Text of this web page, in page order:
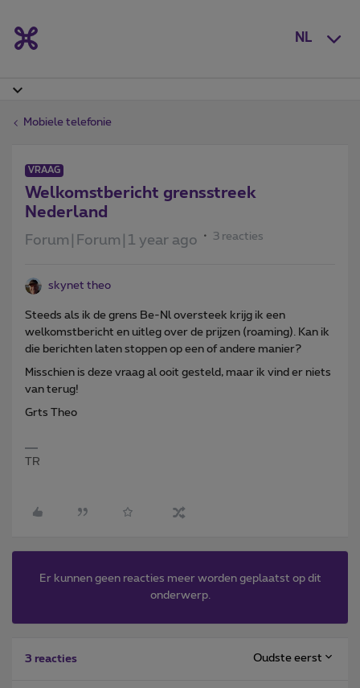
NL
Mobiele telefonie
VRAAG
Welkomstbericht grensstreek
Nederland
Forum|Forum|1 year ago 3 reacties
skynet theo
Steeds als ik de grens Be-Nl oversteek krijg ik een
welkomstbericht en uitleg over de prijzen (roaming). Kan ik
die berichten laten stoppen op een of andere manier?
Misschien is deze vraag al ooit gesteld, maar ik vind er niets
van terug!
Grts Theo
TR
Er kunnen geen reacties meer worden geplaatst op dit
onderwerp.
3 reacties Oudste eerst